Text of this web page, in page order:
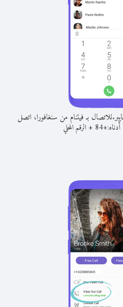
للاتصال بـ فيتنام من سنغافورا، اتصل
+
84
+الرقم المحلي